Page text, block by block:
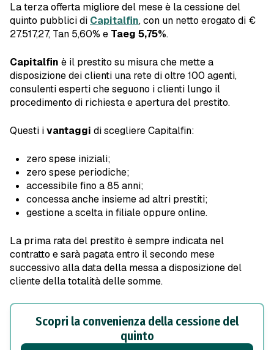
La terza offerta migliore del mese è la cessione del
quinto pubblici di Capitalfin, con un netto erogato di €
27.517,27, Tan 5,60% e Taeg 5,75%.
Capitalfin è il prestito su misura che mette a
disposizione dei clienti una rete di oltre 100 agenti,
consulenti esperti che seguono i clienti lungo il
procedimento di richiesta e apertura del prestito.
Questi ivantaggi di scegliere Capitalfin:
zero spese iniziali;
zero spese periodiche;
accessibile fino a 85 anni;
concessa anche insieme ad altri prestiti;
gestione a scelta in filiale oppure online.
La prima rata del prestito è sempre indicata nel
contratto e sarà pagata entro il secondo mese
successivo alla data della messa a disposizione del
cliente della totalità delle somme.
Scopri la convenienza della cessione del
quinto